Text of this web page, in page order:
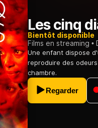
Les cinq
Bientôt disponible
Films en streaming
Une enfant dispose
reproduire des
chambre.
Regarder